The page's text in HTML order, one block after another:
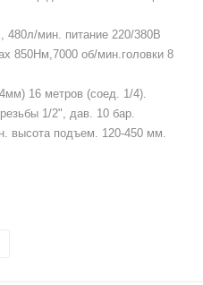
480л/мин. питание 220/380В
850Нм,7000 об/мин.головки 8
16 метров (соед. 1/4).
1/2", дав. 10 бар.
высота подъем. 120-450 мм.